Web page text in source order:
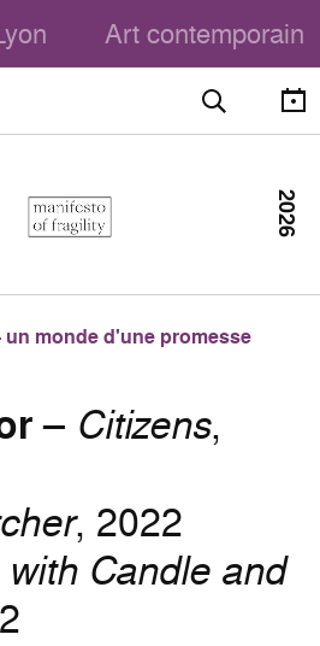
Art contemporain
monde d'une promesse
– Citizens,
, 2022
Candle and
2026